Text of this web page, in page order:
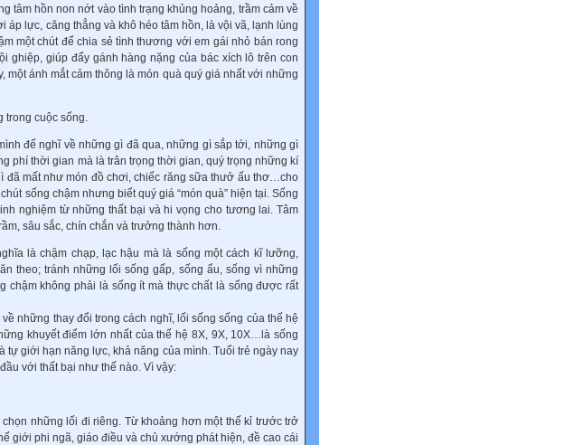
tâm hồn non nớt vào tình trạng khủng hoảng, trầm cảm về
áp lực, căng thẳng và khô héo tâm hồn, là vội vã, lạnh lùng
một chút để chia sẻ tình thương với em gái nhỏ bán rong
ghiệp, giúp đẩy gánh hàng nặng của bác xích lô trên con
ánh mắt cảm thông là món quà quý giá nhất với những
trong cuộc sống.
để nghĩ về những gì đã qua, những gì sắp tới, những gì
phí thời gian mà là trân trọng thời gian, quý trọng những kí
đã mất như món đồ chơi, chiếc răng sữa thưở ấu thơ…cho
sống chậm nhưng biết quý giá “món quà” hiện tại. Sống
nghiệm từ những thất bại và hi vọng cho tương lai. Tâm
sâu sắc, chín chắn và trưởng thành hơn.
là chậm chạp, lạc hậu mà là sống một cách kĩ lưỡng,
theo; tránh những lối sống gấp, sống ẩu, sống vì những
chậm không phải là sống ít mà thực chất là sống được rất
những thay đổi trong cách nghĩ, lối sống sống của thế hệ
khuyết điểm lớn nhất của thế hệ 8X, 9X, 10X…là sống
tự giới hạn năng lực, khả năng của mình. Tuổi trẻ ngày nay
với thất bại như thế nào. Vì vậy:
những lối đi riêng. Từ khoảng hơn một thế kỉ trước trở
giới phi ngã, giáo điều và chủ xướng phát hiện, đề cao cái